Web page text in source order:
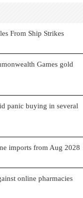
From Ship Strikes
Games gold
panic buying in several
imports from Aug 2028
online pharmacies